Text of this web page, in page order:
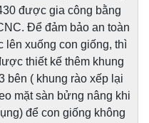
được gia công bằng
Để đảm bảo an toàn
lên xuống con giống, thì
thiết kế thêm khung
bên ( khung rào xếp lại
mặt sàn bửng nâng khi
để con giống không